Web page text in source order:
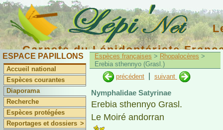
Carnets du Lépidoptériste
ESPACE PAPILLONS
Accueil national
Espèces courantes
Diaporama
Recherche
Espèces protégées
Reportages et dossiers >
Espèces françaises > Rhopalocères >
Erebia sthennyo (Grasl.)
précédent
suivant
Nymphalidae Satyrinae
Erebia sthennyo Grasl.
Le Moiré andorran